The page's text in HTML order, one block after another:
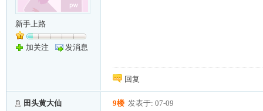
新手上路
加关注 发消息
回复
田头黄大仙 9楼 发表于: 07-09